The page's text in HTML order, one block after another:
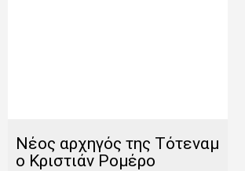
Νέος αρχηγός της Τότεναμ
ο Κριστιάν Ρομέρο